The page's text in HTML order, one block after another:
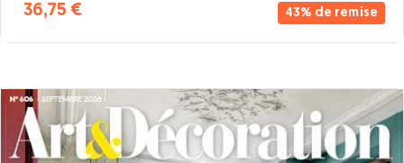
43% de remise
36,75 €